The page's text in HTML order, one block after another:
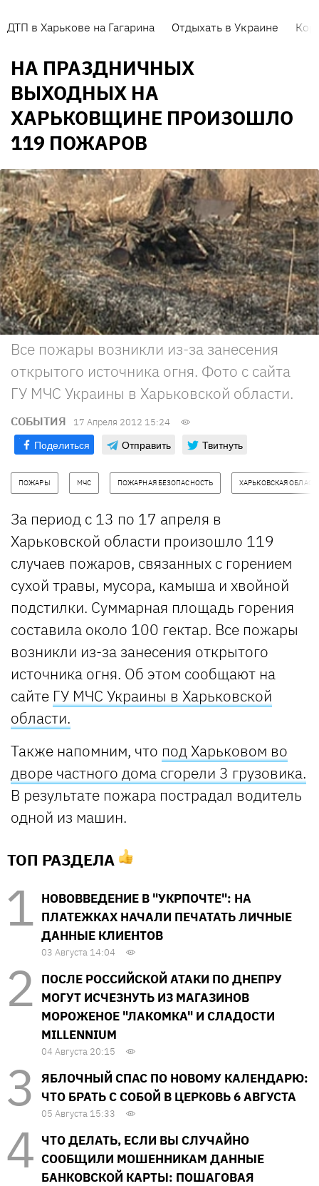
ДТП в Харькове на Гагарина Отдыхать в Украине
НА ПРАЗДНИЧНЫХ
ВЫХОДНЫХ НА
ХАРЬКОВЩИНЕ ПРОИЗОШЛО
119 ПОЖАРОВ
Все пожары возникли из-за занесения
открытого источника огня. Фото с сайта
ГУ МЧС Украины в Харьковской области.
СОБЫТИЯ 17 Апреля 2012 15:24
Поделиться Отправить Твитнуть
ПОЖАРЫ МЧС ПОЖАРНАЯ БЕЗОПАСНОСТЬ ХАРЬКОВСКАЯ
За период с 13 по 17 апреля в
Харьковской области произошло 119
случаев пожаров, связанных с горением
сухой травы, мусора, камыша и хвойной
подстилки. Суммарная площадь горения
составила около 100 гектар. Все пожары
возникли из-за занесения открытого
источника огня. Об этом сообщают на
сайте ГУ МЧС Украины в Харьковской
области.
Также напомним, что под Харьковом во
дворе частного дома сгорели 3 грузовика.
В результате пожара пострадал водитель
одной из машин.
ТОП РАЗДЕЛА
НОВОВВЕДЕНИЕ В "УКРПОЧТЕ": НА
ПЛАТЕЖКАХ НАЧАЛИ ПЕЧАТАТЬ ЛИЧНЫЕ
ДАННЫЕ КЛИЕНТОВ
03 Августа 14:04
ПОСЛЕ РОССИЙСКОЙ АТАКИ ПО ДНЕПРУ
МОГУТ ИСЧЕЗНУТЬ ИЗ МАГАЗИНОВ
МОРОЖЕНОЕ "ЛАКОМКА" И СЛАДОСТИ
MILLENNIUM
04 Августа 20:15
ЯБЛОЧНЫЙ СПАС ПО НОВОМУ КАЛЕНДАРЮ:
ЧТО БРАТЬ С СОБОЙ В ЦЕРКОВЬ 6 АВГУСТА
05 Августа 15:33
ЧТО ДЕЛАТЬ, ЕСЛИ ВЫ СЛУЧАЙНО
СООБЩИЛИ МОШЕННИКАМ ДАННЫЕ
БАНКОВСКОЙ КАРТЫ: ПОШАГОВАЯ